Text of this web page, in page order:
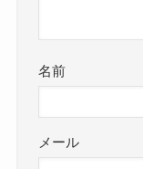
名前
メール